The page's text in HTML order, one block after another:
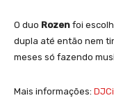
O duo Rozen foi
dupla até então nem
meses só fazendo
Mais informações: